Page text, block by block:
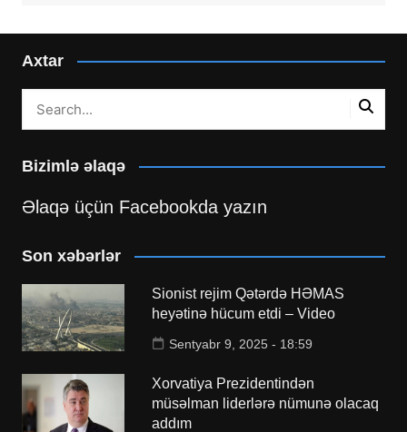
Axtar
Bizimlə əlaqə
Əlaqə üçün Facebookda yazın
Son xəbərlər
Sionist rejim Qətərdə HƏMAS
heyətinə hücum etdi – Video
Sentyabr 9, 2025 - 18:59
Xorvatiya Prezidentindən
müsəlman liderlərə nümunə olacaq
addım